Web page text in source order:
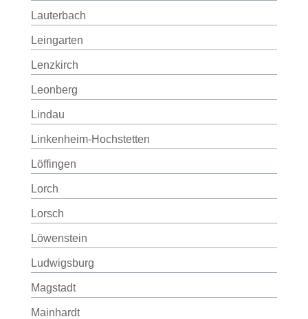
Lauterbach
Leingarten
Lenzkirch
Leonberg
Lindau
Linkenheim-Hochstetten
Löffingen
Lorch
Lorsch
Löwenstein
Ludwigsburg
Magstadt
Mainhardt